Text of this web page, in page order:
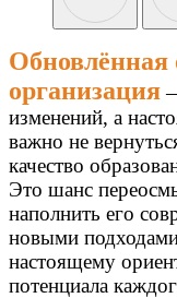
Обновлённая
организация
изменений, а
важно не
качество
Это шанс
наполнить его
новыми
настоящему
потенциала